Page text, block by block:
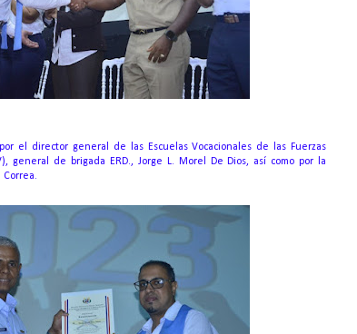
el director general de las Escuelas Vocacionales de las Fuerzas
general de brigada ERD., Jorge L. Morel De Dios, así como por la
Correa.